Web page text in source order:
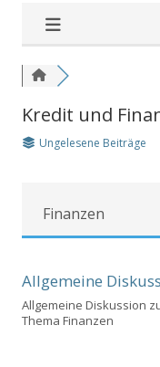
Kredit und
Ungelesene Beiträge
Finanzen
Allgemeine
Allgemeine Diskussion
Thema Finanzen